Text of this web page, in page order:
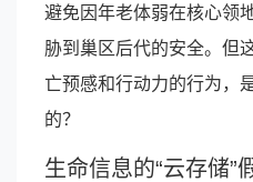
避免因年老体弱在核心领
胁到巢区后代的安全。但
亡预感和行动力的行为，
的？
生命信息的“云存储”